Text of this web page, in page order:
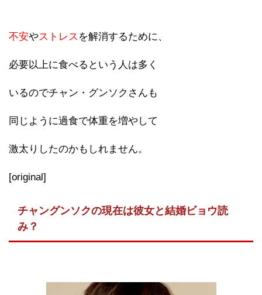
不安やストレス を解消するために、
必要以上に食べるという人は多く
いるのでチャン・グンソクさんも
同じように過食で体重を増やして
激太りしたのかもしれません。
[original]
チャングンソクの現在は彼女と結婚ビョウ読
み？